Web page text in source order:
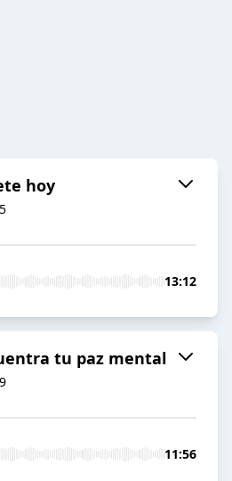
hoy
13:12
tu paz mental
11:56